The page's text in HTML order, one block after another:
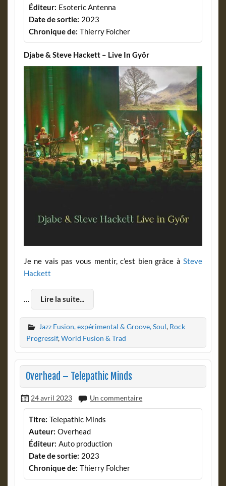
Éditeur: Esoteric Antenna
Date de sortie: 2023
Chronique de: Thierry Folcher
Djabe & Steve Hackett – Live In Györ
Je ne vais pas vous mentir, c’est bien grâce à Steve
Hackett
… Lire la suite...
Jazz Fusion, expérimental & Groove, Soul, Rock
Progressif,World Fusion & Trad
Overhead – Telepathic Minds
24 avril 2023 Un commentaire
Titre: Telepathic Minds
Auteur: Overhead
Éditeur: Auto production
Date de sortie: 2023
Chronique de: Thierry Folcher